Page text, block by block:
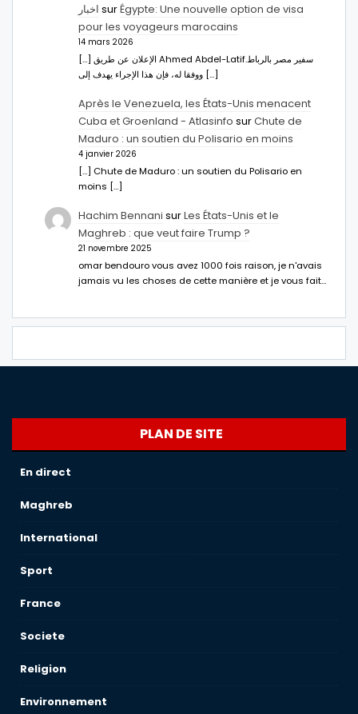
اخبار surÉgypte: Une nouvelle option de visa
pour les voyageurs marocains
14 mars 2026
[…] الإعلان عن طريق Ahmed Abdel-Latifسفير مصر بالرباط.
ووفقا له، فإن هذا الإجراء يهدف إلى […]
Après le Venezuela, les États-Unis menacent
Cuba et Groenland - Atlasinfo surChute de
Maduro : un soutien du Polisario en moins
4 janvier 2026
[…] Chute de Maduro : un soutien du Polisario en
moins […]
Hachim Bennani surLes États-Unis et le
Maghreb : que veut faire Trump ?
21 novembre 2025
omar bendouro vous avez 1000 fois raison, je n'avais
jamais vu les choses de cette manière et je vous fait…
PLAN DE SITE
En direct
Maghreb
International
Sport
France
Societe
Religion
Environnement